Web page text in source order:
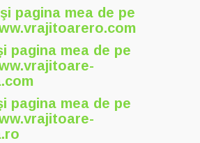
pagina mea de pe
pagina mea de pe
pagina mea de pe